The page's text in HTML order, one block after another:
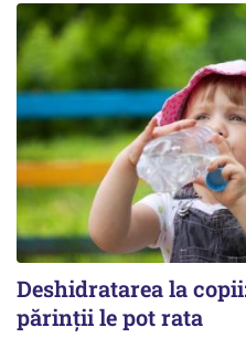
Deshidratarea la
părinții le pot rata